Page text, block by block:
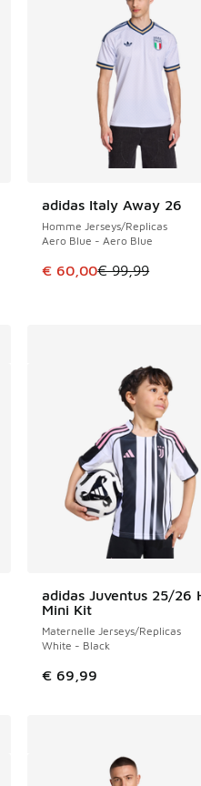
en baisse de € 74,99 à €
adidas Italy Away 26
Homme Jerseys/Replicas
Aero Blue - Aero Blue
Cet article est en
€ 60,00€ 99,99
ÉCONOMISE 39 €
adidas Juventus 25/26
Mini Kit
Maternelle Jerseys/Replicas
White - Black
€ 69,99